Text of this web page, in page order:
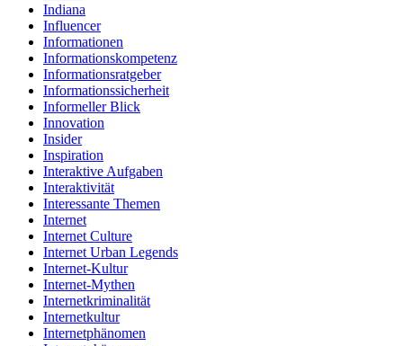
Indiana
Influencer
Informationen
Informationskompetenz
Informationsratgeber
Informationssicherheit
Informeller Blick
Innovation
Insider
Inspiration
Interaktive Aufgaben
Interaktivität
Interessante Themen
Internet
Internet Culture
Internet Urban Legends
Internet-Kultur
Internet-Mythen
Internetkriminalität
Internetkultur
Internetphänomen